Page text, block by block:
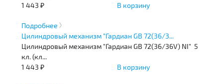
1 443 ₽
В корзину
Подробнее
Цилиндровый механизм "Гардиан GB 72(36/3...
Цилиндровый механизм "Гардиан GB 72(36/36V) NI" 5
кл. (кл...
1 443 ₽
В корзину